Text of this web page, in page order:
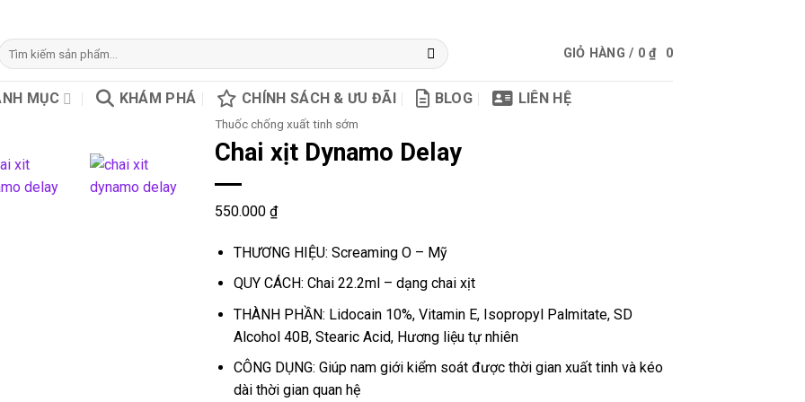
Tìm
kiếm:
GIỎ HÀNG / 0₫ 0
MỤC KHÁM PHÁ CHÍNH SÁCH & ƯU ĐÃI BLOG LIÊN HỆ
Thuốc chống xuất tinh sớm
Chai xịt Dynamo Delay
550.000 ₫
THƯƠNG HIỆU: Screaming O – Mỹ
QUY CÁCH: Chai 22.2ml – dạng chai xịt
THÀNH PHẦN: Lidocain 10%, Vitamin E, Isopropyl Palmitate, SD
Alcohol 40B, Stearic Acid, Hương liệu tự nhiên
CÔNG DỤNG: Giúp nam giới kiểm soát được thời gian xuất tinh và kéo
dài thời gian quan hệ